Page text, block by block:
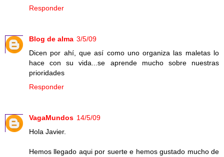
Responder
Blog de alma 3/5/09
Dicen por ahí, que así como uno organiza las maletas lo
hace con su vida...se aprende mucho sobre nuestras
prioridades
Responder
VagaMundos 14/5/09
Hola Javier.
Hemos llegado aqui por suerte e hemos gustado mucho de